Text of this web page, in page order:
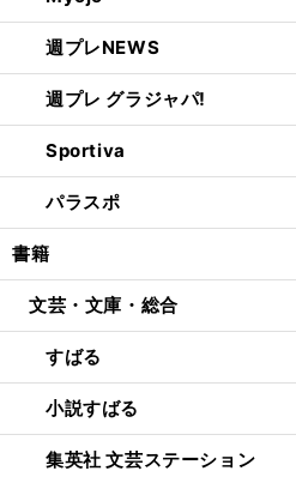
週プレNEWS
週プレ グラジャパ!
Sportiva
パラスポ
書籍
文芸・文庫・総合
すばる
小説すばる
集英社 文芸ステーション